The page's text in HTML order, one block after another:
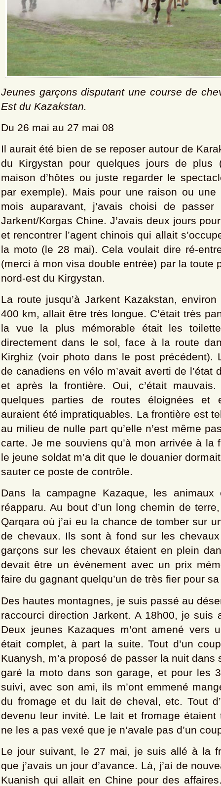
Jeunes garçons disputant une course de
Est du Kazakstan.
Du 26 mai au 27 mai 08
Il aurait été bien de se reposer autour de
du Kirgystan pour quelques jours de plus
maison d’hôtes ou juste regarder le
par exemple). Mais pour une raison ou une
mois auparavant, j’avais choisi de
Jarkent/Korgas Chine. J’avais deux jours
et rencontrer l’agent chinois qui allait
la moto (le 28 mai). Cela voulait dire ré-
(merci à mon visa double entrée) par la toute
nord-est du Kirgystan.
La route jusqu’à Jarkent Kazakstan,
400 km, allait être très longue. C’était très
la vue la plus mémorable était les
directement dans le sol, face à la route
Kirghiz (voir photo dans le post précédent).
de canadiens en vélo m’avait averti de l’état
et après la frontière. Oui, c’était
quelques parties de routes éloignées et
auraient été impratiquables. La frontière est
au milieu de nulle part qu’elle n’est même
carte. Je me souviens qu’à mon arrivée à la
le jeune soldat m’a dit que le douanier
sauter ce poste de contrôle.
Dans la campagne Kazaque, les animaux
réapparu. Au bout d’un long chemin de
Qarqara où j’ai eu la chance de tomber sur
de chevaux. Ils sont à fond sur les
garçons sur les chevaux étaient en plein
devait être un évènement avec un prix
faire du gagnant quelqu’un de très fier pour
Des hautes montagnes, je suis passé au
raccourci direction Jarkent. A 18h00, je suis
Deux jeunes Kazaques m’ont amené vers
était complet, à part la suite. Tout d’un
Kuanysh, m’a proposé de passer la nuit dans
garé la moto dans son garage, et pour les
suivi, avec son ami, ils m’ont emmené
du fromage et du lait de cheval, etc. Tout
devenu leur invité. Le lait et fromage étaient
ne les a pas vexé que je n’avale pas d’un
Le jour suivant, le 27 mai, je suis allé à la
que j’avais un jour d’avance. Là, j’ai de
Kuanish qui allait en Chine pour des